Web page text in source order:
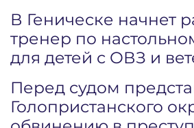
В Геническе начнет
тренер по
для детей с ОВЗ и
Перед судом
Голопристанского